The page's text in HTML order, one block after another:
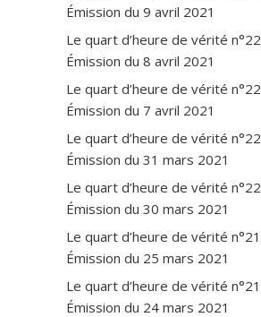
Émission du 9 avril 2021
Le quart d’heure de vérité
Émission du 8 avril 2021
Le quart d’heure de vérité
Émission du 7 avril 2021
Le quart d’heure de vérité
Émission du 31 mars 2021
Le quart d’heure de vérité
Émission du 30 mars 2021
Le quart d’heure de vérité
Émission du 25 mars 2021
Le quart d’heure de vérité
Émission du 24 mars 2021